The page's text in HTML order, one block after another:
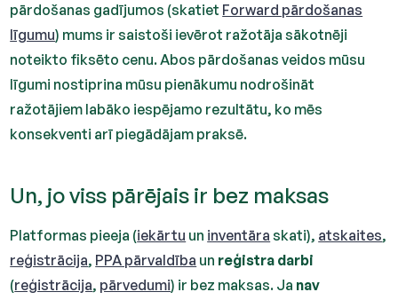
pārdošanas gadījumos (skatiet Forward pārdošanas
līgumu) mums ir saistoši ievērot ražotāja sākotnēji
noteikto fiksēto cenu. Abos pārdošanas veidos mūsu
līgumi nostiprina mūsu pienākumu nodrošināt
ražotājiem labāko iespējamo rezultātu, ko mēs
konsekventi arī piegādājam praksē.
Un, jo viss pārējais ir bez maksas
Platformas pieeja (iekārtu un inventāra skati), atskaites,
reģistrācija, PPA pārvaldība un reģistra darbi
(reģistrācija, pārvedumi) ir bez maksas. Ja nav